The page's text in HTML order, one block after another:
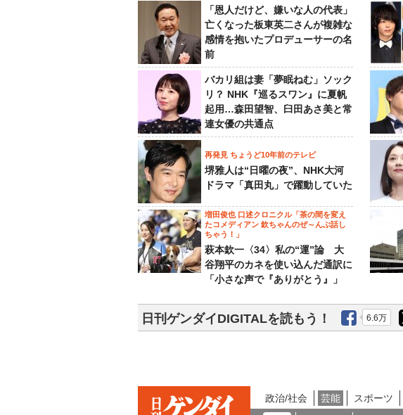
「恩人だけど、嫌いな人の代表」
亡くなった板東英二さんが複雑な
感情を抱いたプロデューサーの名
前
バカリ組は妻「夢眠ねむ」ソック
リ？ NHK『巡るスワン』に夏帆
起用…森田望智、臼田あさ美と常
連女優の共通点
再発見 ちょうど10年前のテレビ
堺雅人は“日曜の夜”、NHK大河
ドラマ「真田丸」で躍動していた
増田俊也 口述クロニクル「茶の間を変え
たコメディアン 欽ちゃんのぜ～んぶ話し
ちゃう！」
萩本欽一〈34〉私の“運”論 大
谷翔平のカネを使い込んだ通訳に
「小さな声で『ありがとう』」
日刊ゲンダイDIGITALを読もう！ 6.6万
政治/社会 芸能 スポーツ